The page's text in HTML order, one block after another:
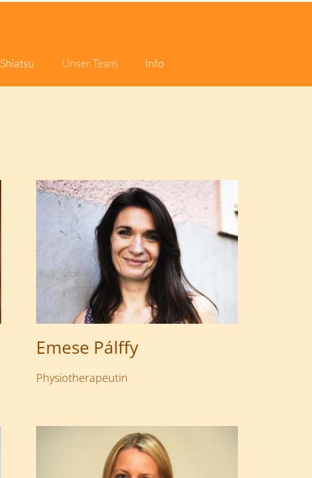
Shiatsu Unser Team Info
Emese Pálffy
Physiotherapeutin